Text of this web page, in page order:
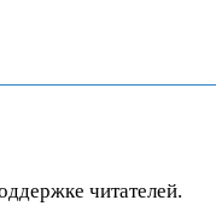
читателей.